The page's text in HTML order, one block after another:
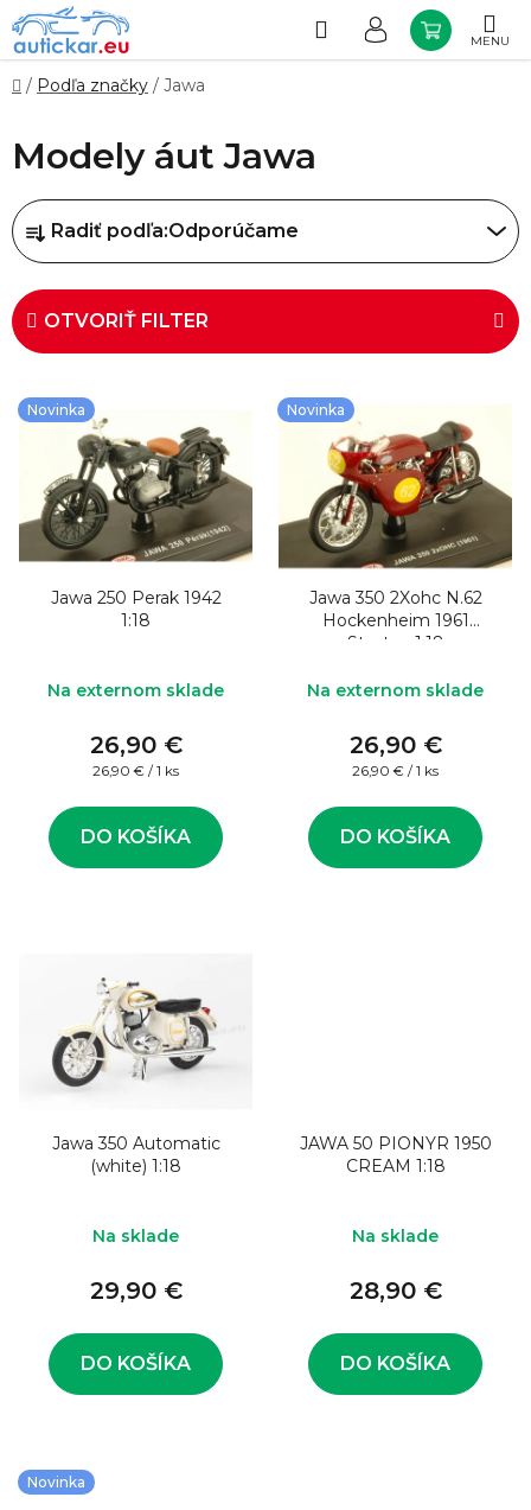
Prejsť
na
obsah
Hľadať
KOŠÍK
Domov
/ Podľa značky / Jawa
Modely áut Jawa
R
a
d
e
n
i
e
o
d
Radiť podľa:Odporúčame
OTVORIŤ FILTER
V
ý
s
p
Novinka
Jawa 250 Perak 1942
1:18
Na externom sklade
26,90 €
Jednotková
26,90 € / 1 ks
DO KOŠÍKA
Novinka
Jawa 350 2Xohc N.62
Hockenheim 1961
Stastny 1:18
Na externom sklade
26,90 €
Jednotková
26,90 € / 1 ks
DO KOŠÍKA
Jawa 350 Automatic
(white) 1:18
Na sklade
29,90 €
DO KOŠÍKA
JAWA 50 PIONYR 1950
CREAM 1:18
Na sklade
28,90 €
DO KOŠÍKA
Novinka